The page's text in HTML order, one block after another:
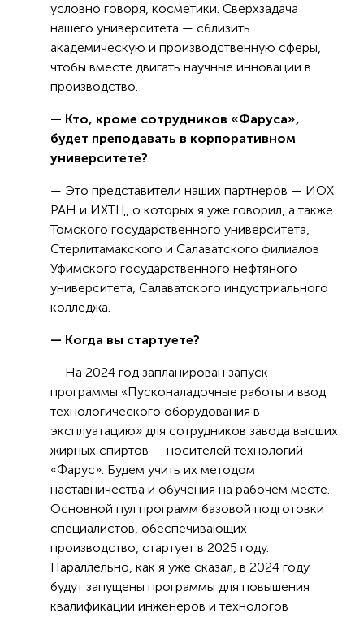
условно говоря, косметики. Сверхзадача
нашего университета — сблизить
академическую и производственную сферы,
чтобы вместе двигать научные инновации в
производство.
— Кто, кроме сотрудников «Фаруса»,
будет преподавать в корпоративном
университете?
— Это представители наших партнеров — ИОХ
РАН и ИХТЦ, о которых я уже говорил, а также
Томского государственного университета,
Стерлитамакского и Салаватского филиалов
Уфимского государственного нефтяного
университета, Салаватского индустриального
колледжа.
— Когда вы стартуете?
— На 2024 год запланирован запуск
программы «Пусконаладочные работы и ввод
технологического оборудования в
эксплуатацию» для сотрудников завода высших
жирных спиртов — носителей технологий
«Фарус». Будем учить их методом
наставничества и обучения на рабочем месте.
Основной пул программ базовой подготовки
специалистов, обеспечивающих
производство, стартует в 2025 году.
Параллельно, как я уже сказал, в 2024 году
будут запущены программы для повышения
квалификации инженеров и технологов